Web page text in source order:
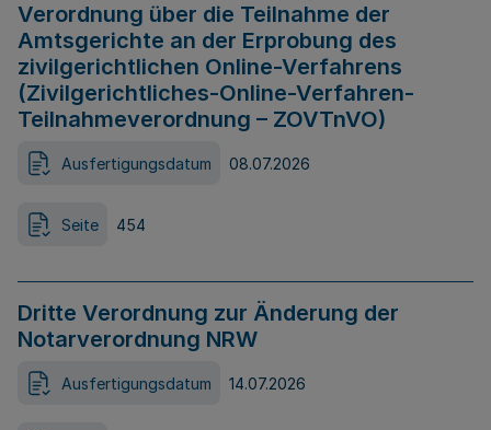
Verordnung über die Teilnahme der
Amtsgerichte an der Erprobung des
zivilgerichtlichen Online-Verfahrens
(Zivilgerichtliches-Online-Verfahren-
Teilnahmeverordnung – ZOVTnVO)
Ausfertigungsdatum 08.07.2026
Seite 454
Dritte Verordnung zur Änderung der
Notarverordnung NRW
Ausfertigungsdatum 14.07.2026